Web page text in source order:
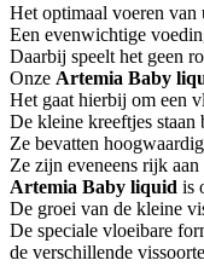
Het optimaal voeren van
Een evenwichtige
Daarbij speelt het geen
Onze Artemia Baby
Het gaat hierbij om een
De kleine kreeftjes
Ze bevatten
Ze zijn eveneens rijk
Artemia Baby liquid is
De groei van de kleine
De speciale vloeibare
de verschillende